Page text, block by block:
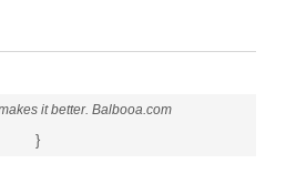
it better. Balbooa.com
}